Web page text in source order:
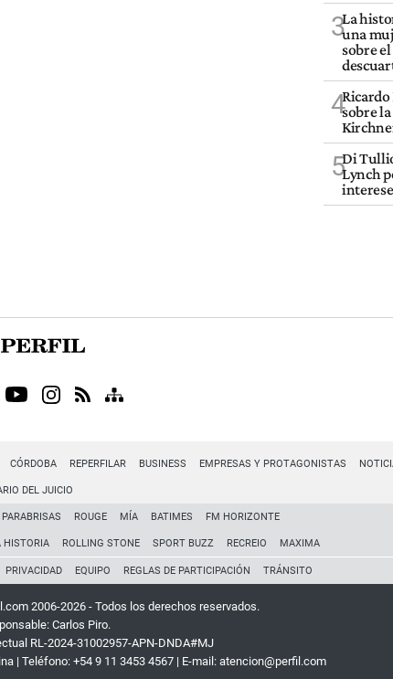
3La
una
sobre el
4sobre
5Di
Lynch
CÓRDOBA REPERFILAR BUSINESS EMPRESAS Y PROTAGONISTAS
DEL JUICIO
PARABRISAS ROUGE MÍA BATIMES FM HORIZONTE
HISTORIA ROLLING STONE SPORT BUZZ RECREIO MAXIMA
PRIVACIDAD EQUIPO REGLAS DE PARTICIPACIÓN TRÁNSITO
2006-2026 - Todos los derechos reservados.
Carlos Piro.
RL-2024-31002957-APN-DNDA#MJ
| Teléfono: +54 9 11 3453 4567| E-mail: atencion@perfil.com